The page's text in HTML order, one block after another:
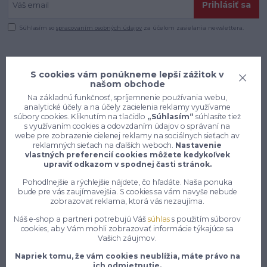
Prihlásiť sa
Súhlasím sospracovaním osobných údajov za účelom zasielania newslettera.
Konečne e-shop, kde nemusíte
vyberať medzi kvalitou a cenou,
pracovné aj voľnočasové oblečenie
pre mužov a ženy na jednom mieste,
7 z 10 zákazníkov si objedná znovu do 30 dní —
S cookies vám ponúkneme lepší zážitok v
našom obchode
Na základnú funkčnosť, spríjemnenie používania webu,
analytické účely a na účely zacielenia reklamy využívame
súbory cookies. Kliknutím na tlačidlo „Súhlasím“ súhlasíte tiež
s využívaním cookies a odovzdaním údajov o správaní na
webe pre zobrazenie cielenej reklamy na sociálnych sieťach av
reklamných sieťach na ďalších weboch. Nastavenie
vlastných preferencií cookies môžete kedykoľvek
upraviť odkazom v spodnej časti stránok.
Pohodlnejšie a rýchlejšie nájdete, čo hľadáte. Naša ponuka
bude pre vás zaujímavejšia. S cookies sa vám navyše nebude
zobrazovať reklama, ktorá vás nezaujíma.
Náš e-shop a partneri potrebujú Vášsúhlas s použitím súborov
cookies, aby Vám mohli zobrazovať informácie týkajúce sa
Vašich záujmov.
Napriek tomu, že vám cookies neublížia, máte právo na
ich odmietnutie.